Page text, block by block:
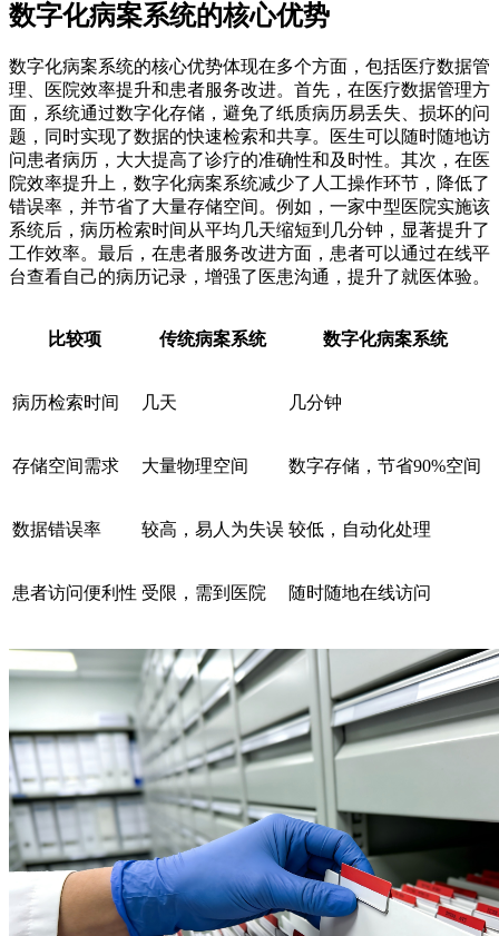
数字化病案系统的核心优势
数字化病案系统的核心优势体现在多个方面，包括医疗数据管
理、医院效率提升和患者服务改进。首先，在医疗数据管理方
面，系统通过数字化存储，避免了纸质病历易丢失、损坏的问
题，同时实现了数据的快速检索和共享。医生可以随时随地访
问患者病历，大大提高了诊疗的准确性和及时性。其次，在医
院效率提升上，数字化病案系统减少了人工操作环节，降低了
错误率，并节省了大量存储空间。例如，一家中型医院实施该
系统后，病历检索时间从平均几天缩短到几分钟，显著提升了
工作效率。最后，在患者服务改进方面，患者可以通过在线平
台查看自己的病历记录，增强了医患沟通，提升了就医体验。
比较项 传统病案系统 数字化病案系统
病历检索时间 几天 几分钟
存储空间需求 大量物理空间 数字存储，节省90%空间
数据错误率 较高，易人为失误 较低，自动化处理
患者访问便利性 受限，需到医院 随时随地在线访问